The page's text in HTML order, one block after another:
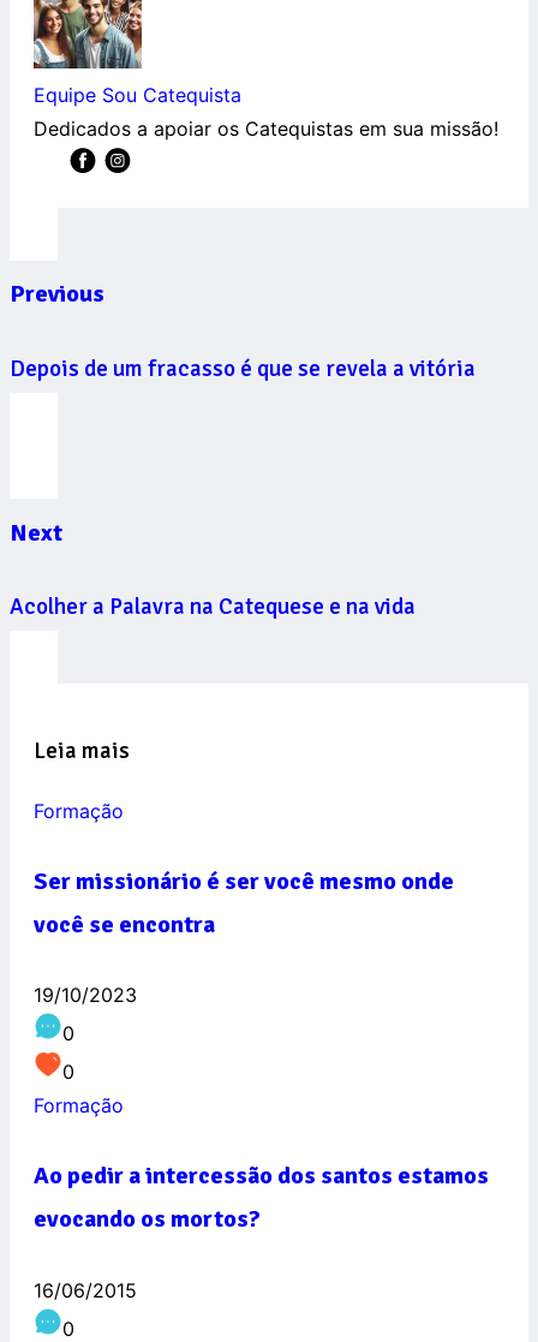
Equipe Sou Catequista
Dedicados a apoiar os Catequistas em sua missão!
Previous
Depois de um fracasso é que se revela a vitória
Next
Acolher a Palavra na Catequese e na vida
Leia mais
Formação
Ser missionário é ser você mesmo onde
você se encontra
19/10/2023
0
0
Formação
Ao pedir a intercessão dos santos estamos
evocando os mortos?
16/06/2015
0